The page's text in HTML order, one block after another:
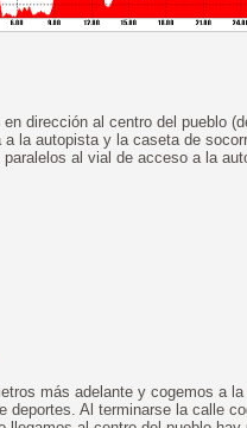
dirección al centro del pueblo
a la autopista y la caseta de
al vial de acceso a la
más adelante y cogemos a
deportes. Al terminarse la calle